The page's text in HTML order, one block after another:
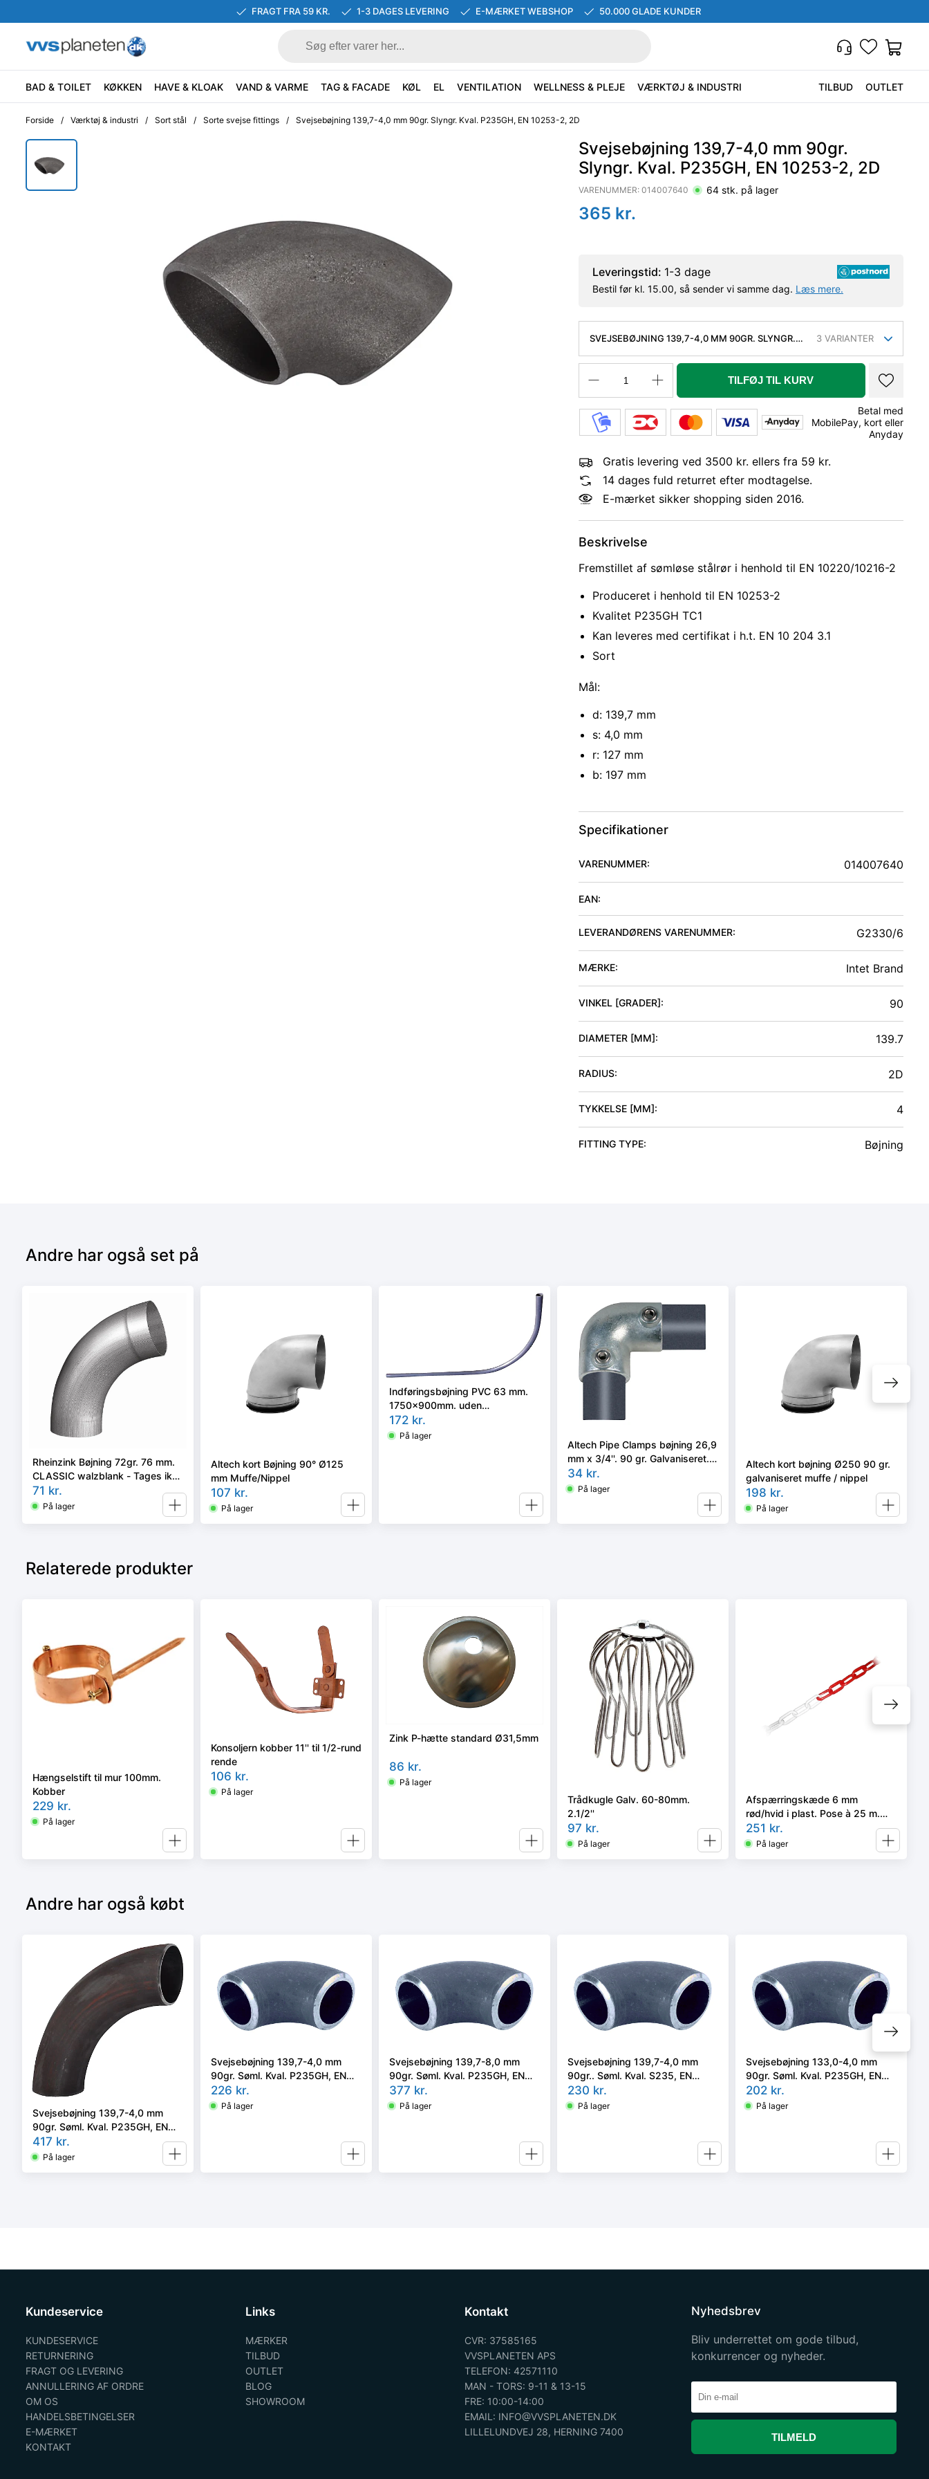
FRAGT FRA 59 KR. 1-3 DAGES LEVERING E-MÆRKET WEBSHOP 50.000 GLADE KUNDER
BAD & TOILET KØKKEN HAVE & KLOAK VAND & VARME TAG & FACADE KØL EL VENTILATION WELLNESS & PLEJE VÆRKTØJ & INDUSTRI TILBUD OUTLET
Forside / Værktøj & industri / Sort stål / Sorte svejse fittings / Svejsebøjning 139,7-4,0 mm 90gr. Slyngr. Kval. P235GH, EN 10253-2, 2D
Svejsebøjning 139,7-4,0 mm 90gr.
Slyngr. Kval. P235GH, EN 10253-2, 2D
VARENUMMER: 014007640 64 stk. på lager
365 kr.
Leveringstid: 1-3 dage
Bestil før kl. 15.00, så sender vi samme dag. Læs mere.
SVEJSEBØJNING 139,7-4,0 MM 90GR. SLYNGR.
3 VARIANTER
TILFØJ TIL KURV
Betal med
MobilePay, kort eller
Anyday
Gratis levering ved 3500 kr. ellers fra 59 kr.
14 dages fuld returret efter modtagelse.
E-mærket sikker shopping siden 2016.
Beskrivelse
Fremstillet af sømløse stålrør i henhold til EN 10220/10216-2
Produceret i henhold til EN 10253-2
Kvalitet P235GH TC1
Kan leveres med certifikat i h.t. EN 10 204 3.1
Sort
Mål:
d: 139,7 mm
s: 4,0 mm
r: 127 mm
b: 197 mm
Specifikationer
VARENUMMER: 014007640
EAN:
LEVERANDØRENS VARENUMMER: G2330/6
MÆRKE: Intet Brand
VINKEL [GRADER]: 90
DIAMETER [MM]: 139.7
RADIUS: 2D
TYKKELSE [MM]: 4
FITTING TYPE: Bøjning
Andre har også set på
Rheinzink Bøjning 72gr. 76 mm.
CLASSIC walzblank - Tages ikke
retur -
71 kr.
På lager
Altech kort Bøjning 90° Ø125
mm Muffe/Nippel
107 kr.
På lager
Indføringsbøjning PVC 63 mm.
1750x900mm. uden
overgangsnippel. For 32-40 mm.
PE-rør
172 kr.
På lager
Altech Pipe Clamps bøjning 26,9
mm x 3/4''. 90 gr. Galvaniseret.
Reol system
34 kr.
På lager
Altech kort bøjning Ø250 90 gr.
galvaniseret muffe / nippel
198 kr.
På lager
Relaterede produkter
Hængselstift til mur 100mm.
Kobber
229 kr.
På lager
Konsoljern kobber 11'' til 1/2-rund
rende
106 kr.
På lager
Zink P-hætte standard Ø31,5mm
86 kr.
På lager
Trådkugle Galv. 60-80mm.
2.1/2''
97 kr.
På lager
Afspærringskæde 6 mm
rød/hvid i plast. Pose à 25 m.
Inkl. samleled
251 kr.
På lager
Andre har også købt
Svejsebøjning 139,7-4,0 mm
90gr. Søml. Kval. P235GH, EN
10253-2A, 5D
417 kr.
På lager
Svejsebøjning 139,7-4,0 mm
90gr. Søml. Kval. P235GH, EN
10253-2 type A, 3D
226 kr.
På lager
Svejsebøjning 139,7-8,0 mm
90gr. Søml. Kval. P235GH, EN
10253-2 type A, 3D
377 kr.
På lager
Svejsebøjning 139,7-4,0 mm
90gr.. Søml. Kval. S235, EN
10253-1
230 kr.
På lager
Svejsebøjning 133,0-4,0 mm
90gr. Søml. Kval. P235GH, EN
10253-2 type A, 3D
202 kr.
På lager
Kundeservice
KUNDESERVICE
RETURNERING
FRAGT OG LEVERING
ANNULLERING AF ORDRE
OM OS
HANDELSBETINGELSER
E-MÆRKET
KONTAKT
Links
MÆRKER
TILBUD
OUTLET
BLOG
SHOWROOM
Kontakt
CVR: 37585165
VVSPLANETEN APS
TELEFON: 42571110
MAN - TORS: 9-11 & 13-15
FRE: 10:00-14:00
EMAIL: INFO@VVSPLANETEN.DK
LILLELUNDVEJ 28, HERNING 7400
Nyhedsbrev
Bliv underrettet om gode tilbud,
konkurrencer og nyheder.
TILMELD